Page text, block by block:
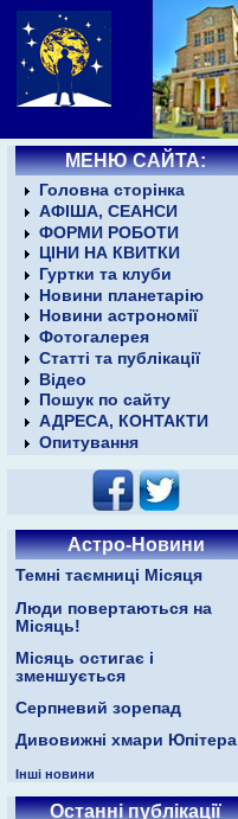
МЕНЮ САЙТА:
Головна сторінка
АФІША, СЕАНСИ
ФОРМИ РОБОТИ
ЦІНИ НА КВИТКИ
Гуртки та клуби
Новини планетарію
Новини астрономії
Фотогалерея
Статті та публікації
Відео
Пошук по сайту
АДРЕСА, КОНТАКТИ
Опитування
Астро-Новини
Темні таємниці Місяця
Люди повертаються на
Місяць!
Місяць остигає і
зменшується
Серпневий зорепад
Дивовижні хмари Юпітера
Інші новини
Останні публікації